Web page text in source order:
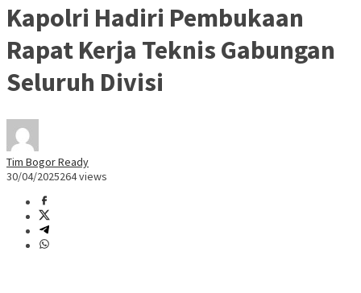
Kapolri Hadiri Pembukaan
Rapat Kerja Teknis Gabungan
Seluruh Divisi
Tim Bogor Ready
30/04/2025264 views